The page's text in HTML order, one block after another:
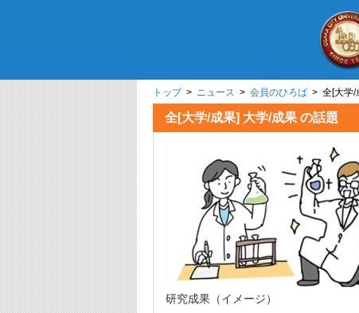
トップ> ニュース > 会員のひろば > 全[
全[大学/成果] 大
研究成果（イメージ）